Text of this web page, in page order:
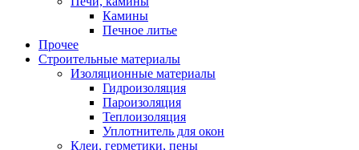
Камины
Печное литье
Прочее
Строительные материалы
Изоляционные материалы
Гидроизоляция
Пароизоляция
Теплоизоляция
Уплотнитель для окон
Клеи, герметики, пены